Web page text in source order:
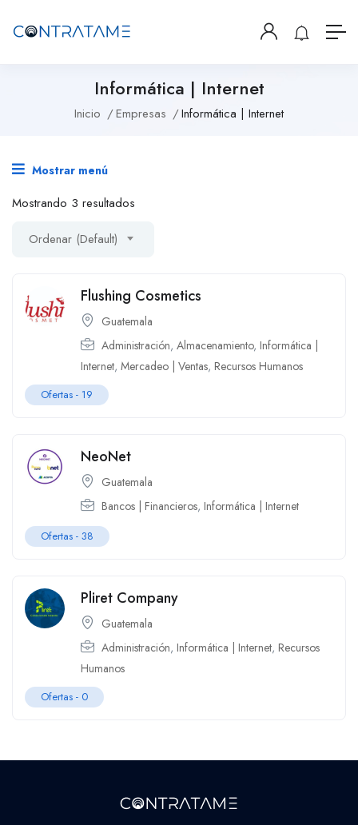
Informática | Internet
Inicio Empresas Informática | Internet
Mostrar menú
Mostrando 3 resultados
Ordenar (Default)
Flushing Cosmetics
Guatemala
Administración, Almacenamiento, Informática |
Internet, Mercadeo | Ventas, Recursos Humanos
Ofertas - 19
NeoNet
Guatemala
Bancos | Financieros, Informática | Internet
Ofertas - 38
Pliret Company
Guatemala
Administración, Informática | Internet, Recursos
Humanos
Ofertas - 0